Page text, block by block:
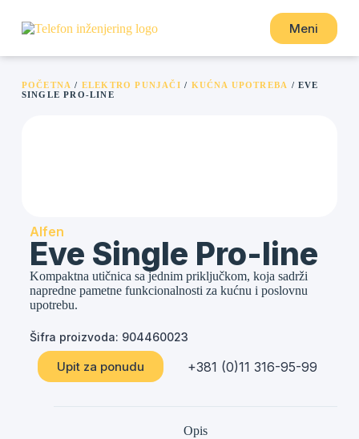
Meni
POČETNA / ELEKTRO PUNJAČI / KUĆNA UPOTREBA / EVE
SINGLE PRO-LINE
Alfen
Eve Single Pro-line
Kompaktna utičnica sa jednim priključkom, koja sadrži
napredne pametne funkcionalnosti za kućnu i poslovnu
upotrebu.
Šifra proizvoda: 904460023
Upit za ponudu +381 (0)11 316-95-99
Opis